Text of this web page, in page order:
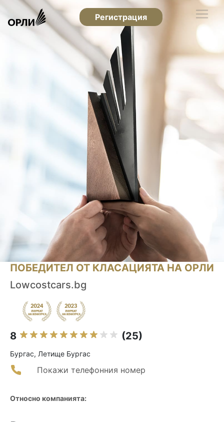
Регистрация
ПОБЕДИТЕЛ ОТ КЛАСАЦИЯТА НА ОРЛИ
Lowcostcars.bg
8 (25)
Бургас, Летище Бургас
Покажи телефонния номер
Относно компанията: